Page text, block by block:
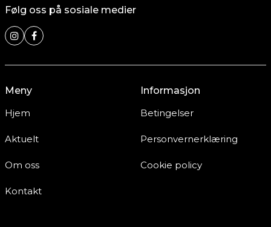
Følg oss på sosiale medier
Meny
Hjem
Aktuelt
Om oss
Kontakt
Informasjon
Betingelser
Personvernerklæring
Cookie policy